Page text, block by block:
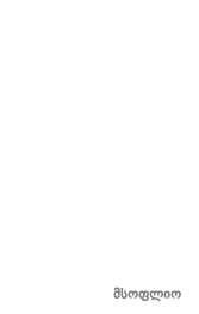
მსოფლიო